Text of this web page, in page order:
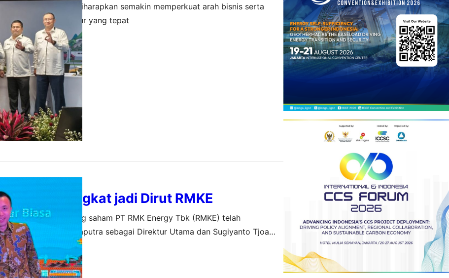
Komisaris Utama ini diharapkan semakin memperkuat arah bisnis serta
tetap berada di jalur yang tepat
2025
Diangkat jadi Dirut RMKE
– Para pemegang saham PT RMK Energy Tbk (RMKE) telah
Vincent Saputra sebagai Direktur Utama dan Sugiyanto Tjoa
Rapat Umum Pemegang Saham Luar Biasa (RUPSLB) yang
Selasa (5/12). Selain perubahan susunan anggota dewan komisaris dan
juga menyetujui perubahan pasal 3 anggaran dasar Perseroan mengenai
2023